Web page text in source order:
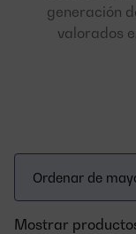
generación
valorados
Mostrar productos